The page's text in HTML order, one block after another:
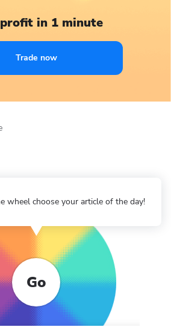
in 1 minute
Trade now
Go
wheel choose your article of the day!